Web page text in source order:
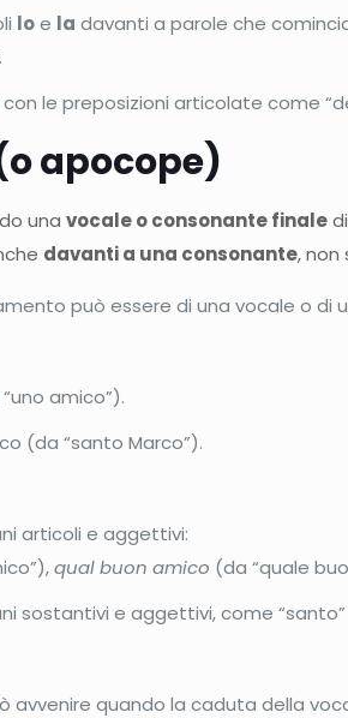
loe la davanti a parole che
.
le preposizioni articolate come
apocope)
unavocale o consonante finale
davanti a una consonante, non
può essere di una vocale o di
amico”).
(da “santo Marco”).
articoli e aggettivi:
qual buon amico (da “quale
sostantivi e aggettivi, come
avvenire quando la caduta della